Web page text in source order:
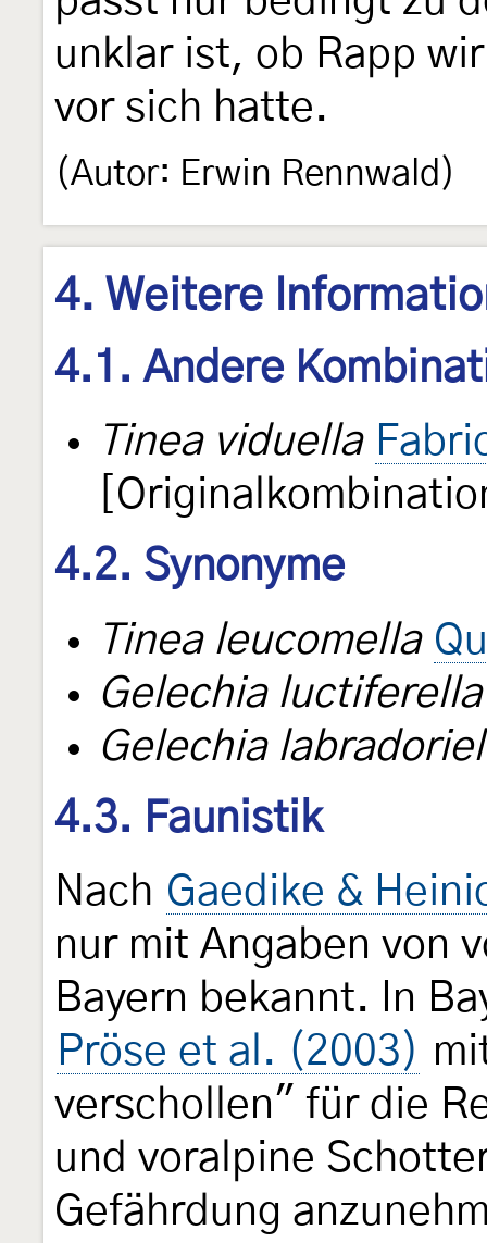
unklar ist, ob Rapp
vor sich hatte.
(Autor: Erwin Rennwald)
4. Weitere
4.1. Andere
Tinea viduella
4.2. Synonyme
Tinea leucomella
Gelechia luctiferella
Gelechia
4.3. Faunistik
Nach Gaedike &
nur mit Angaben von
Bayern bekannt. In
Pröse et al. (2003)
verschollen" für die
und voralpine
Gefährdung